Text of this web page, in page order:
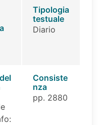
Tipologia
testuale
Diario
Consiste
nza
pp. 2880